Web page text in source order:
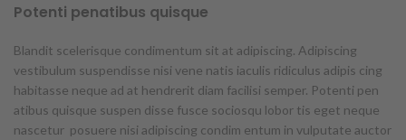
Potenti penatibus quisque
Blandit scelerisque condimentum sit at adipiscing. Adipiscing
vestibulum suspendisse nisi vene natis iaculis ridiculus adipis cing
habitasse neque ad at hendrerit diam facilisi semper. Potenti pen
atibus quisque suspen disse fusce sociosqu lobor tis eget neque
nascetur posuere nisi adipiscing condim entum in vulputate auctor